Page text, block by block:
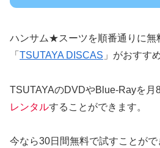
ハンサム★スーツを順番通りに無
「 TSUTAYA DISCAS 」がおすす
TSUTAYAのDVDやBlue-Rayを月8
レンタルすることができます。
今なら30日間無料で試すことがで